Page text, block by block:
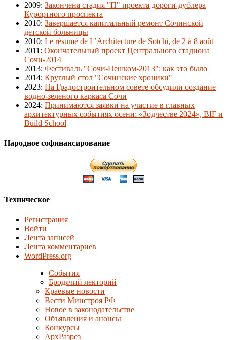
2009: Закончена стадия "П" проекта дороги-дублера
Курортного проспекта
2010: Завершается капитальный ремонт Сочинской
детской больницы
2010: Le résumé de L’Architecture de Sotchi, de 2 à 8 août
2011 : Окончательный проект Центрального стадиона
Сочи-2014
2013: Фестиваль "Сочи-Пешком-2013": как это было
2014: Круглый стол "Сочинские хроники"
2023: На Градостроительном совете обсудили создание
водно-зеленого каркаса Сочи
2024: Принимаются заявки на участие в главных
архитектурных событиях осени: «Зодчестве 2024», BIF и
Build School
Народное софинансирование
Техническое
Регистрация
Войти
Лента записей
Лента комментариев
WordPress.org
События
Бродячий лекторий
Краевые новости
Вести Минстроя РФ
Новое в законодательстве
Объявления и анонсы
Конкурсы
АрхРазрез